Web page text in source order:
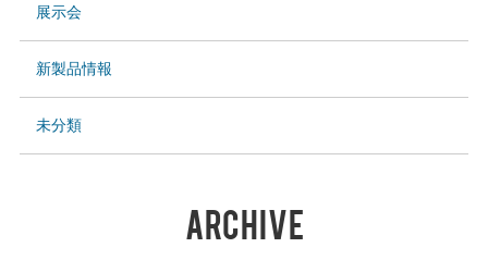
展示会
新製品情報
未分類
ARCHIVE